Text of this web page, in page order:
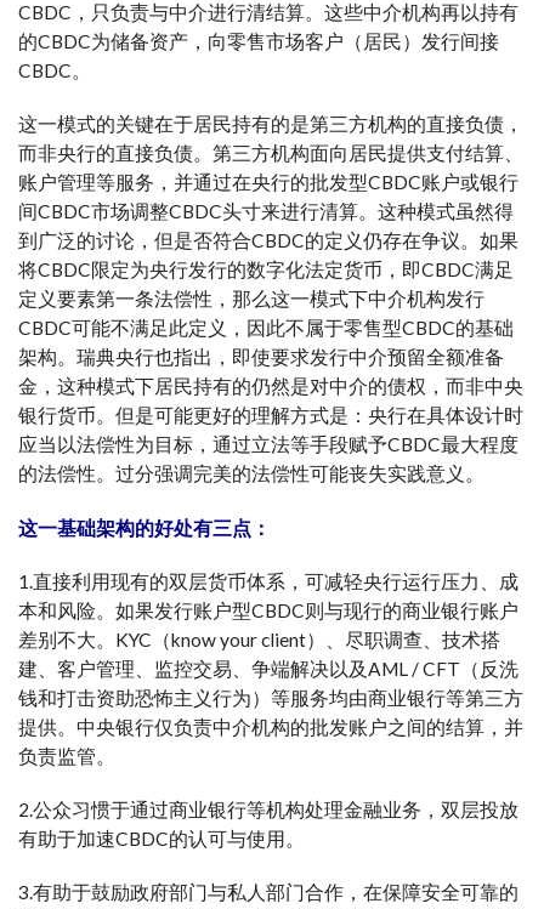
CBDC，只负责与中介进行清结算。这些中介机构再以持有
的CBDC为储备资产，向零售市场客户（居民）发行间接
CBDC。
这一模式的关键在于居民持有的是第三方机构的直接负债，
而非央行的直接负债。第三方机构面向居民提供支付结算、
账户管理等服务，并通过在央行的批发型CBDC账户或银行
间CBDC市场调整CBDC头寸来进行清算。这种模式虽然得
到广泛的讨论，但是否符合CBDC的定义仍存在争议。如果
将CBDC限定为央行发行的数字化法定货币，即CBDC满足
定义要素第一条法偿性，那么这一模式下中介机构发行
CBDC可能不满足此定义，因此不属于零售型CBDC的基础
架构。瑞典央行也指出，即使要求发行中介预留全额准备
金，这种模式下居民持有的仍然是对中介的债权，而非中央
银行货币。但是可能更好的理解方式是：央行在具体设计时
应当以法偿性为目标，通过立法等手段赋予CBDC最大程度
的法偿性。过分强调完美的法偿性可能丧失实践意义。
这一基础架构的好处有三点：
1.直接利用现有的双层货币体系，可减轻央行运行压力、成
本和风险。如果发行账户型CBDC则与现行的商业银行账户
差别不大。KYC（know your client）、尽职调查、技术搭
建、客户管理、监控交易、争端解决以及AML / CFT（反洗
钱和打击资助恐怖主义行为）等服务均由商业银行等第三方
提供。中央银行仅负责中介机构的批发账户之间的结算，并
负责监管。
2.公众习惯于通过商业银行等机构处理金融业务，双层投放
有助于加速CBDC的认可与使用。
3.有助于鼓励政府部门与私人部门合作，在保障安全可靠的